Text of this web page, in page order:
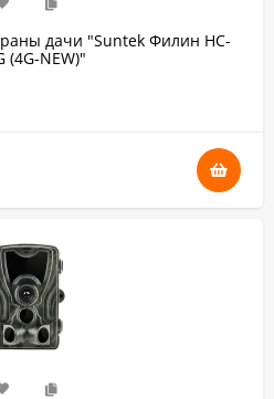
дачи "Suntek Филин HC-
(4G-NEW)"